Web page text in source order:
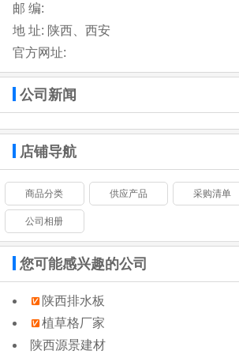
邮 编:
地 址: 陕西、西安
官方网址:
公司新闻
店铺导航
商品分类 供应产品 采购清单
公司相册
您可能感兴趣的公司
陕西排水板
植草格厂家
陕西源景建材